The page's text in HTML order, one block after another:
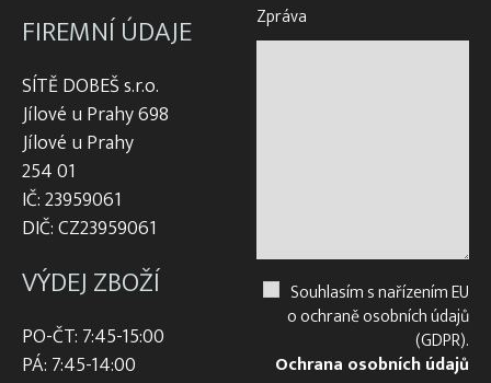
FIREMNÍ ÚDAJE
SÍTĚ DOBEŠ s.r.o.
Jílové u Prahy 698
Jílové u Prahy
254 01
IČ: 23959061
DIČ: CZ23959061
VÝDEJ ZBOŽÍ
PO-ČT: 7:45-15:00
PÁ: 7:45-14:00
Zpráva
Souhlasím s nařízením EU
o ochraně osobních údajů
(GDPR).
Ochrana osobních údajů